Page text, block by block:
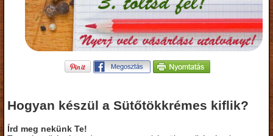
Hogyan készül a Sütőtökkrémes kiflik?
Írd meg nekünk Te!